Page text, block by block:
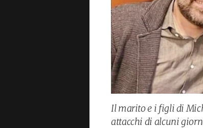
Il marito e i figli di
attacchi di alcuni